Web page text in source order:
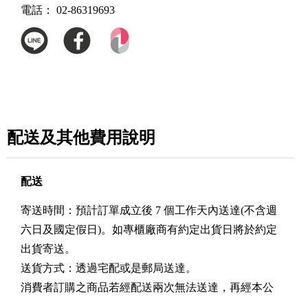
電話： 02-86319693
配送及其他費用說明
配送
寄送時間：預計訂單成立後 7 個工作天內送達(不含週
六日及國定假日)。如專櫃廠商有約定出貨日將於約定
出貨寄送。
送貨方式：透過宅配或是郵局送達。
消費者訂購之商品若經配送兩次無法送達，再經本公